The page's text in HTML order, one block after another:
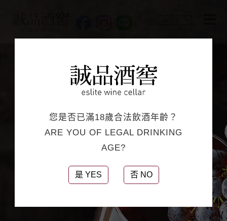
您是否已滿18歲合法飲酒年齡？
ARE YOU OF LEGAL DRINKING
AGE?
是 YES 否 NO